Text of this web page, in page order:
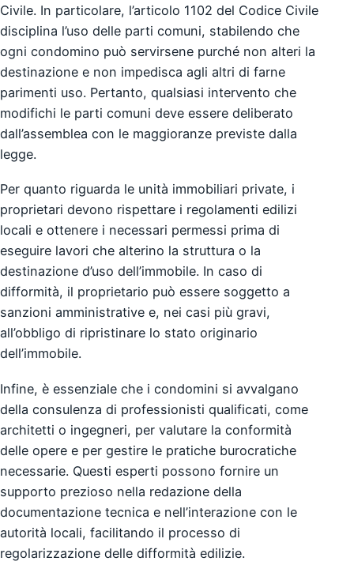
Civile. In particolare, l’articolo 1102 del Codice Civile
disciplina l’uso delle parti comuni, stabilendo che
ogni condomino può servirsene purché non alteri la
destinazione e non impedisca agli altri di farne
parimenti uso. Pertanto, qualsiasi intervento che
modifichi le parti comuni deve essere deliberato
dall’assemblea con le maggioranze previste dalla
legge.
Per quanto riguarda le unità immobiliari private, i
proprietari devono rispettare i regolamenti edilizi
locali e ottenere i necessari permessi prima di
eseguire lavori che alterino la struttura o la
destinazione d’uso dell’immobile. In caso di
difformità, il proprietario può essere soggetto a
sanzioni amministrative e, nei casi più gravi,
all’obbligo di ripristinare lo stato originario
dell’immobile.
Infine, è essenziale che i condomini si avvalgano
della consulenza di professionisti qualificati, come
architetti o ingegneri, per valutare la conformità
delle opere e per gestire le pratiche burocratiche
necessarie. Questi esperti possono fornire un
supporto prezioso nella redazione della
documentazione tecnica e nell’interazione con le
autorità locali, facilitando il processo di
regolarizzazione delle difformità edilizie.